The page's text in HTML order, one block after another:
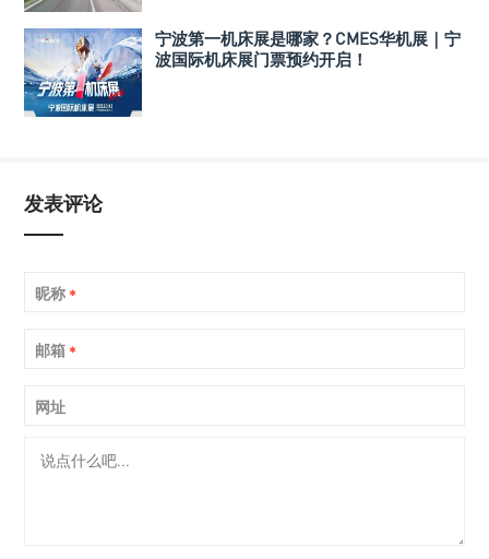
宁波第一机床展是哪家？CMES华机展｜宁
波国际机床展门票预约开启！
发表评论
昵称 *
邮箱 *
网址